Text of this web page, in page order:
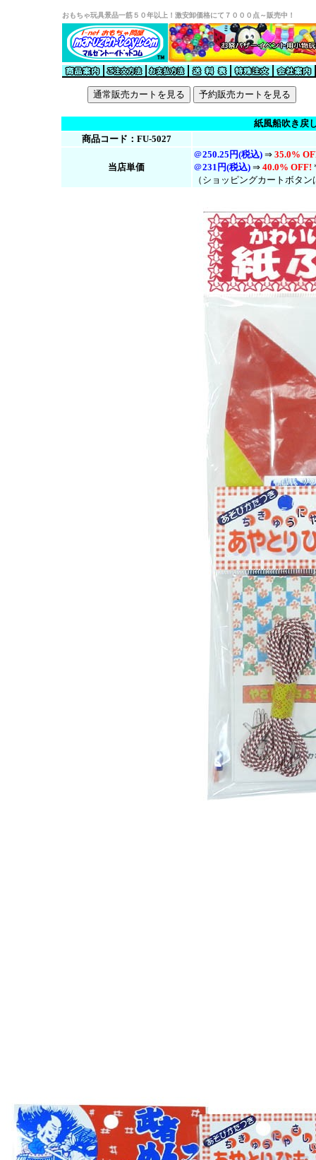
おもちゃ玩具景品一筋５０年以上！激安卸価格にて７０００点～販売中！
紙風船吹き戻
商品コード：FU-5027
当店単価
＠250.25円(税込) ⇒ 35.0%
＠231円(税込) ⇒ 40.0% OFF!
（ショッピングカートボタ